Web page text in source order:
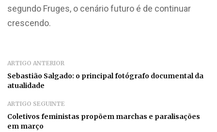
segundo Fruges, o cenário futuro é de continuar
crescendo.
ARTIGO ANTERIOR
Sebastião Salgado: o principal fotógrafo documental da
atualidade
ARTIGO SEGUINTE
Coletivos feministas propõem marchas e paralisações
em março